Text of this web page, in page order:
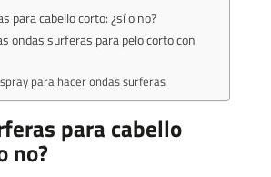
para cabello corto: ¿sí o no?
ondas surferas para pelo corto con
para hacer ondas surferas
para cabello
no?